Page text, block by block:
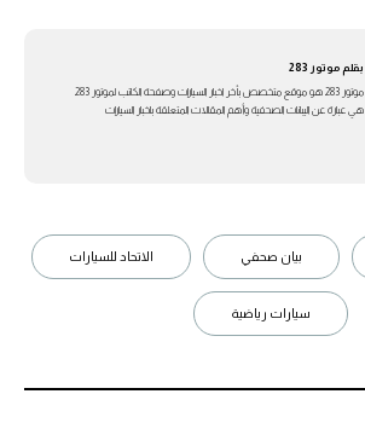
بقلمموتور 283
موتور 283 هو موقع متخصص بأخر اخبار السيارات وصفحة الكاتب لموتور 283
هي عبارة عن اليبانات الصحفية وأهم المقالات المتعلقة باخبار السيارات
بيان صحفي الاتحاد للسيارات
سيارات رياضية